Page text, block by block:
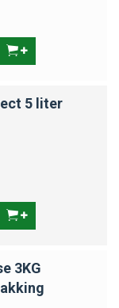
5 liter
3KG